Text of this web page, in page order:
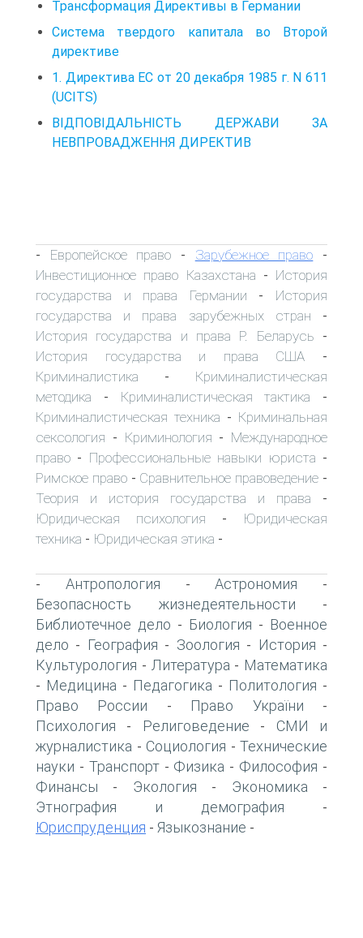
Трансформация Директивы в Германии
Система твердого капитала во Второй
директиве
1. Директива ЕС от 20 декабря 1985 г. N 611
(UCITS)
ВІДПОВІДАЛЬНІСТЬ ДЕРЖАВИ ЗА
НЕВПРОВАДЖЕННЯ ДИРЕКТИВ
- Европейское право - Зарубежное право -
Инвестиционное право Казахстана - История
государства и права Германии - История
государства и права зарубежных стран -
История государства и права Р. Беларусь -
История государства и права США -
Криминалистика - Криминалистическая
методика - Криминалистическая тактика -
Криминалистическая техника - Криминальная
сексология - Криминология - Международное
право - Профессиональные навыки юриста -
Римское право- Сравнительное правоведение -
Теория и история государства и права -
Юридическая психология -
Юридическая
техника - Юридическая этика -
- Антропология -Астрономия -
Безопасность жизнедеятельности -
Библиотечное дело - Биология - Военное
дело - География - Зоология - История -
Культурология - Литература - Математика
- Медицина - Педагогика - Политология -
Право России - Право України -
Психология - Религоведение - СМИ и
журналистика - Социология - Технические
науки - Транспорт- Физика - Философия -
Финансы - Экология - Экономика -
Этнография и демография -
Юриспруденция - Языкознание -